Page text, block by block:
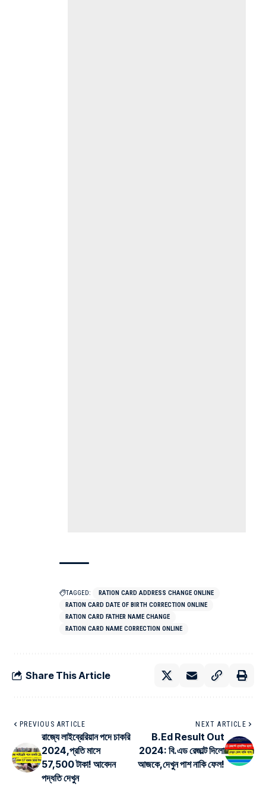
TAGGED:
RATION CARD ADDRESS CHANGE ONLINE
RATION CARD DATE OF BIRTH CORRECTION ONLINE
RATION CARD FATHER NAME CHANGE
RATION CARD NAME CORRECTION ONLINE
Share This Article
PREVIOUS ARTICLE
রাজ্যে লাইব্রেরিয়ান পদে চাকরি
2024,প্রতি মাসে
57,500 টাকা! আবেদন
পদ্ধতি দেখুন
NEXT ARTICLE
B.Ed Result Out
2024: বি.এড রেজাল্ট দিলো
আজকে,দেখুন পাশ নাকি ফেল!